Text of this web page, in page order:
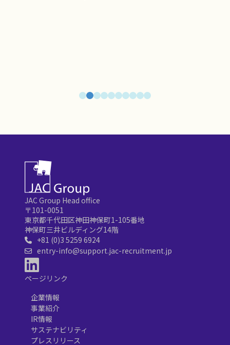
JAC Group Head office
〒101-0051
東京都千代田区神田神保町1-105番地
神保町三井ビルディング14階
+81 (0)3 5259 6924
entry-info@support.jac-recruitment.jp
ページリンク
企業情報
事業紹介
IR情報
サステナビリティ
プレスリリース